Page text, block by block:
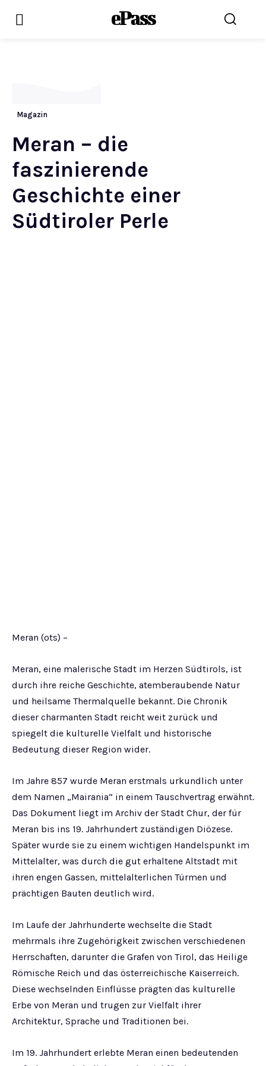
ePass
Magazin
Meran – die
faszinierende
Geschichte einer
Südtiroler Perle
Meran (ots) –
Meran, eine malerische Stadt im Herzen Südtirols, ist
durch ihre reiche Geschichte, atemberaubende Natur
und heilsame Thermalquelle bekannt. Die Chronik
dieser charmanten Stadt reicht weit zurück und
spiegelt die kulturelle Vielfalt und historische
Bedeutung dieser Region wider.
Im Jahre 857 wurde Meran erstmals urkundlich unter
dem Namen „Mairania“ in einem Tauschvertrag erwähnt.
Das Dokument liegt im Archiv der Stadt Chur, der für
Meran bis ins 19. Jahrhundert zuständigen Diözese.
Später wurde sie zu einem wichtigen Handelspunkt im
Mittelalter, was durch die gut erhaltene Altstadt mit
ihren engen Gassen, mittelalterlichen Türmen und
prächtigen Bauten deutlich wird.
Im Laufe der Jahrhunderte wechselte die Stadt
mehrmals ihre Zugehörigkeit zwischen verschiedenen
Herrschaften, darunter die Grafen von Tirol, das Heilige
Römische Reich und das österreichische Kaiserreich.
Diese wechselnden Einflüsse prägten das kulturelle
Erbe von Meran und trugen zur Vielfalt ihrer
Architektur, Sprache und Traditionen bei.
Im 19. Jahrhundert erlebte Meran einen bedeutenden